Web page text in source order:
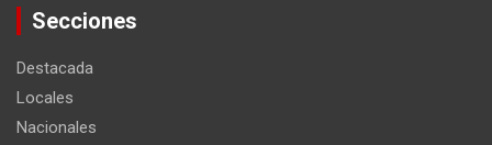
Secciones
Destacada
Locales
Nacionales